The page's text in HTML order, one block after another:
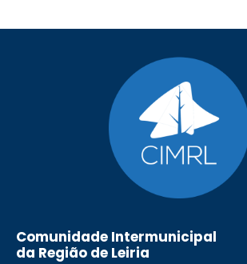
Comunidade Intermunicipal
da Região de Leiria